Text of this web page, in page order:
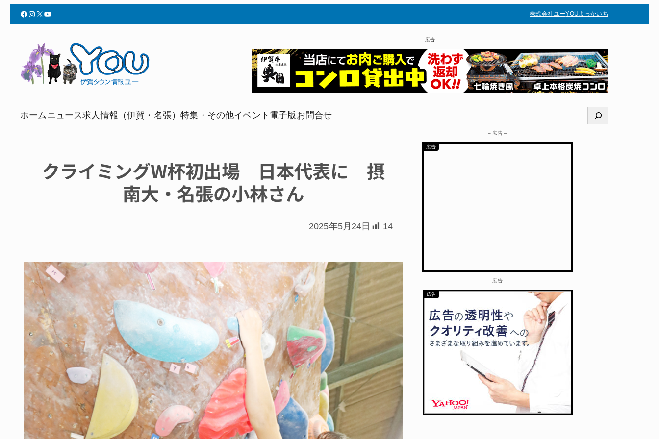
Facebook Instagram X YouTube 株式会社ユーYOUよっかいち
– 広告 –
ホームニュース求人情報（伊賀・名張）特集・その他イベント 電子版 お問合せ
検
索
クライミングW杯初出場 日本代表に 摂
南大・名張の小林さん
2025年5月24日 14
– 広告 –
– 広告 –